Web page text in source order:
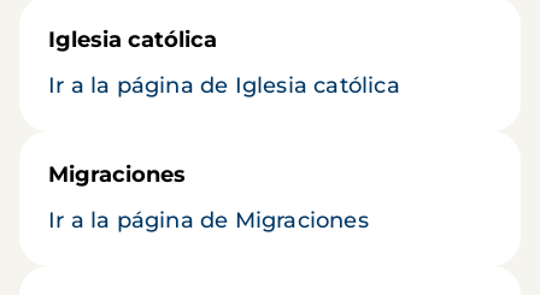
Iglesia católica
Ir a la página de Iglesia católica
Migraciones
Ir a la página de Migraciones